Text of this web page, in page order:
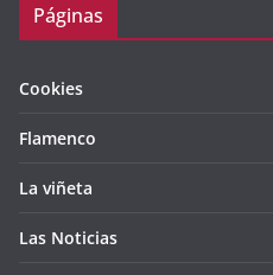
Páginas
Cookies
Flamenco
La viñeta
Las Noticias